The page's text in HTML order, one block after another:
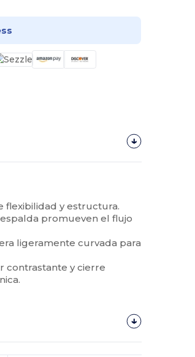
flexibilidad y estructura.
promueven el flujo
ligeramente curvada para
contrastante y cierre